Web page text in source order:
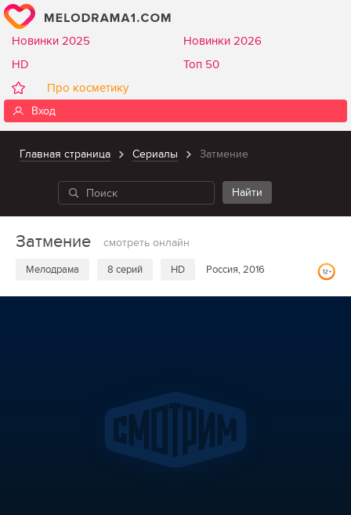
Новинки 2025
Новинки 2026
HD
Топ 50
Про косметику
Вход
Главная страница Сериалы Затмение
Затмение смотреть онлайн
Мелодрама 8 серий HD Россия, 2016